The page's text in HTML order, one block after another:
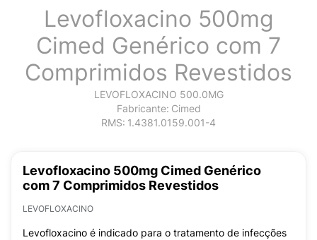
Levofloxacino 500mg
Cimed Genérico com 7
Comprimidos Revestidos
LEVOFLOXACINO 500.0MG
Fabricante: Cimed
RMS: 1.4381.0159.001-4
Levofloxacino 500mg Cimed Genérico
com 7 Comprimidos Revestidos
LEVOFLOXACINO
Levofloxacino é indicado para o tratamento de infecções